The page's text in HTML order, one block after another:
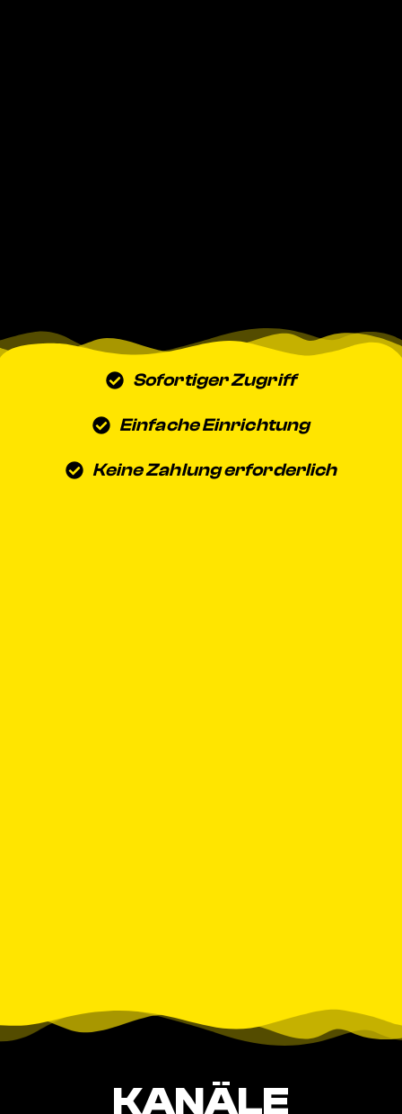
Sofortiger Zugriff
Einfache Einrichtung
Keine Zahlung erforderlich
KANÄLE